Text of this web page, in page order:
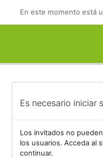
En este momento está
Es necesario iniciar
Los invitados no
los usuarios. Acceda al
continuar.